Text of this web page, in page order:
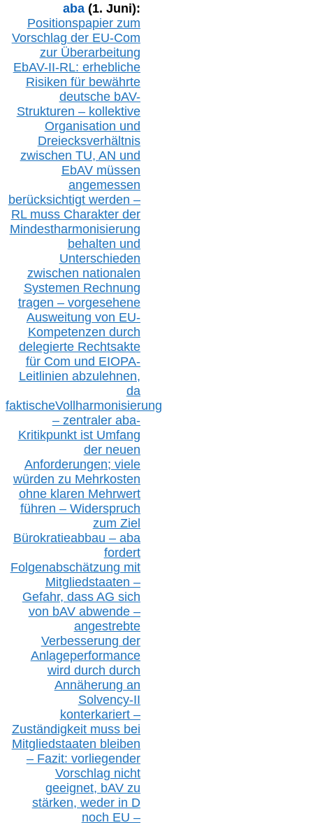
aba(1. Juni):
Positionspapier zum
Vorschlag der EU-Com
zur Überarbeitung
EbAV-II-RL: erhebliche
Risiken für bewährte
deutsche bAV-
Strukturen – kollektive
Organisation und
Dreiecksverhältnis
zwischen TU, AN und
EbAV müssen
angemessen
berücksichtigt werden –
RL mussCharakter der
Mindestharmonisierung
behalten und
Unterschieden
zwischen nationalen
Systemen Rechnung
tragen – vorgesehene
Ausweitung von EU-
Kompetenzen durch
delegierte Rechtsakte
für Com und EIOPA-
Leitlinien abzulehnen,
da
faktischeVollharmonisierung
– zentraler aba-
Kritikpunkt ist Umfang
der neuen
Anforderungen; viele
würden zu Mehrkosten
ohne klaren Mehrwert
führen – Widerspruch
zum Ziel
Bürokratieabbau – aba
fordert
Folgenabschätzung mit
Mitgliedstaaten –
Gefahr, dass AG sich
von bAV abwende –
angestrebte
Verbesserung der
Anlageperformance
wird durch durch
Annäherung an
Solvency-II
konterkariert –
Zuständigkeit muss bei
Mitgliedstaaten bleiben
– Fazit: vorliegender
Vorschlag nicht
geeignet, bAVzu
stärken, weder in D
noch EU –